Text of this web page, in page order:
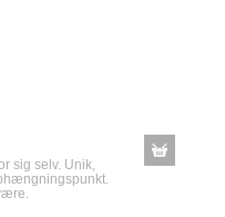
sig selv. Unik,